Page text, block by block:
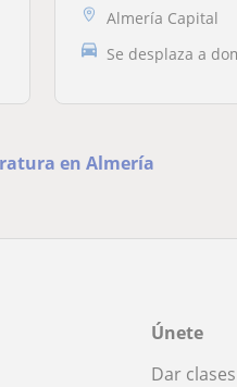
Almería Capital
Se desplaza a
en Almería
Únete
Dar